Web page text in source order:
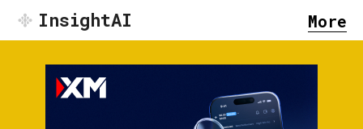
InsightAI More